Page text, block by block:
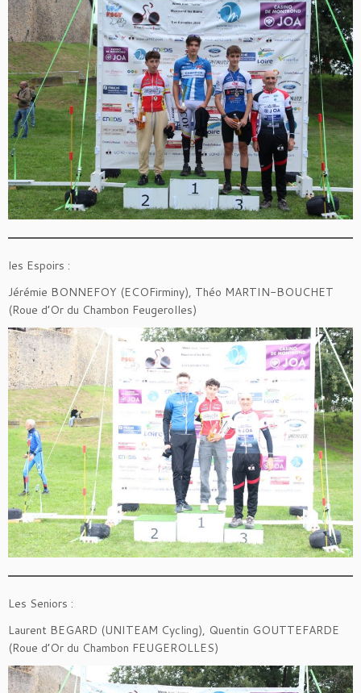
les Espoirs :
Jérémie BONNEFOY (ECOFirminy), Théo MARTIN-BOUCHET
(Roue d’Or du Chambon Feugerolles)
Les Seniors :
Laurent BEGARD (UNITEAM Cycling), Quentin GOUTTEFARDE
(Roue d’Or du Chambon FEUGEROLLES)